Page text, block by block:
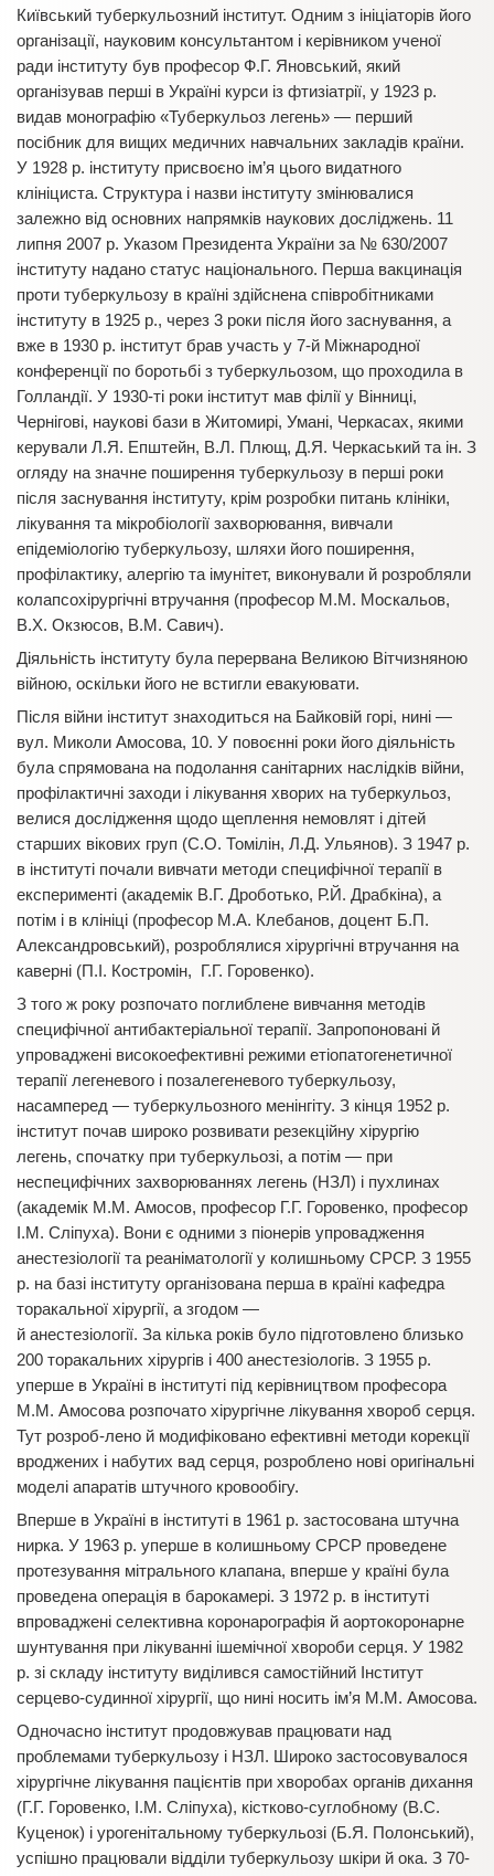
Київський туберкульозний інститут. Одним з ініціаторів його
організації, науковим консультантом і керівником ученої
ради інституту був професор Ф.Г. Яновський, який
організував перші в Україні курси із фтизіатрії, у 1923 р.
видав монографію «Туберкульоз легень» — перший
посібник для вищих медичних навчальних закладів країни.
У 1928 р. інституту присвоєно ім’я цього видатного
клініциста. Структура і назви інституту змінювалися
залежно від основних напрямків наукових досліджень. 11
липня 2007 р. Указом Президента України за № 630/2007
інституту надано статус національного. Перша вакцинація
проти туберкульозу в країні здійснена співробітниками
інституту в 1925 р., через 3 роки після його заснування, а
вже в 1930 р. інститут брав участь у 7-й Міжнародної
конференції по боротьбі з туберкульозом, що проходила в
Голландії. У 1930-ті роки інститут мав філії у Вінниці,
Чернігові, наукові бази в Житомирі, Умані, Черкасах, якими
керували Л.Я. Епштейн, В.Л. Плющ, Д.Я. Черкаський та ін. З
огляду на значне поширення туберкульозу в перші роки
після заснування інституту, крім розробки питань клініки,
лікування та мікробіології захворювання, вивчали
епідеміологію туберкульозу, шляхи його поширення,
профілактику, алергію та імунітет, виконували й розробляли
колапсохірургічні втручання (професор М.М. Москальов,
В.Х. Окзюсов, В.М. Савич).
Діяльність інституту була перервана Великою Вітчизняною
війною, оскільки його не встигли евакуювати.
Після війни інститут знаходиться на Байковій горі, нині —
вул. Миколи Амосова, 10. У повоєнні роки його діяльність
була спрямована на подолання санітарних наслідків війни,
профілактичні заходи і лікування хворих на туберкульоз,
велися дослідження щодо щеплення немовлят і дітей
старших вікових груп (С.О. Томілін, Л.Д. Ульянов). З 1947 р.
в інституті почали вивчати методи специфічної терапії в
експерименті (академік В.Г. Дроботько, Р.Й. Драбкіна), а
потім і в клініці (професор М.А. Клебанов, доцент Б.П.
Александровський), розроблялися хірургічні втручання на
каверні (П.І. Костромін, Г.Г. Горовенко).
З того ж року розпочато поглиблене вивчання методів
специфічної антибактеріальної терапії. Запропоновані й
упроваджені високоефективні режими етіопатогенетичної
терапії легеневого і позалегеневого туберкульозу,
насамперед — туберкульозного менінгіту. З кінця 1952 р.
інститут почав широко розвивати резекційну хірургію
легень, спочатку при туберкульозі, а потім — при
неспецифічних захворюваннях легень (НЗЛ) і пухлинах
(академік М.М. Амосов, професор Г.Г. Горовенко, професор
І.М. Сліпуха). Вони є одними з піонерів упровадження
анестезіології та реаніматології у колишньому СРСР. З 1955
р. на базі інституту організована перша в країні кафедра
торакальної хірургії, а згодом —
й анестезіології. За кілька років було підготовлено близько
200 торакальних хірургів і 400 анестезіологів. З 1955 р.
уперше в Україні в інституті під керівництвом професора
М.М. Амосова розпочато хірургічне лікування хвороб серця.
Тут розроб-лено й модифіковано ефективні методи корекції
вроджених і набутих вад серця, розроблено нові оригінальні
моделі апаратів штучного кровообігу.
Вперше в Україні в інституті в 1961 р. застосована штучна
нирка. У 1963 р. уперше в колишньому СРСР проведене
протезування мітрального клапана, вперше у країні була
проведена операція в барокамері. З 1972 р. в інституті
впроваджені селективна коронарографія й аортокоронарне
шунтування при лікуванні ішемічної хвороби серця. У 1982
р. зі складу інституту виділився самостійний Інститут
серцево-судинної хірургії, що нині носить ім’я М.М. Амосова.
Одночасно інститут продовжував працювати над
проблемами туберкульозу і НЗЛ. Широко застосовувалося
хірургічне лікування пацієнтів при хворобах органів дихання
(Г.Г. Горовенко, І.М. Сліпуха), кістково-суглобному (В.С.
Куценок) і урогенітальному туберкульозі (Б.Я. Полонський),
успішно працювали відділи туберкульозу шкіри й ока. З 70-